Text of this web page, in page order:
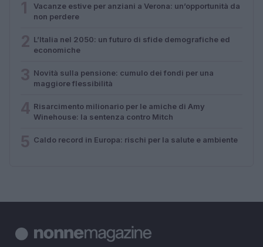
Vacanze estive per anziani a Verona: un’opportunità da
non perdere
L’Italia nel 2050: un futuro di sfide demografiche ed
economiche
Novità sulla pensione: cumulo dei fondi per una
maggiore flessibilità
Risarcimento milionario per le amiche di Amy
Winehouse: la sentenza contro Mitch
Caldo record in Europa: rischi per la salute e ambiente